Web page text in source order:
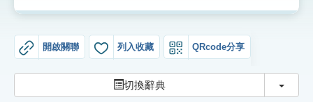
生字詞彙表
開啟關聯 列入收藏 QRcode分享
切換辭典 切換